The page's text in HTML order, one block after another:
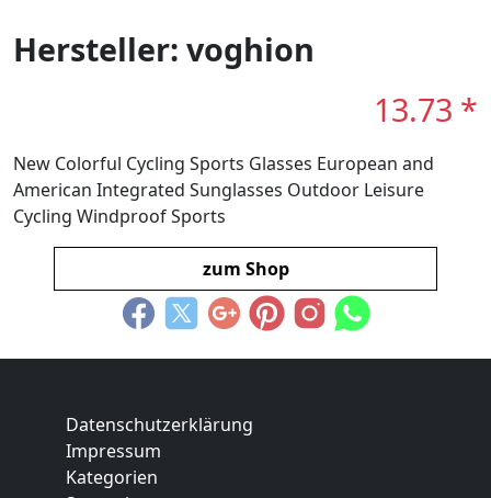
Hersteller: voghion
13.73 *
New Colorful Cycling Sports Glasses European and
American Integrated Sunglasses Outdoor Leisure
Cycling Windproof Sports
zum Shop
Datenschutzerklärung
Impressum
Kategorien